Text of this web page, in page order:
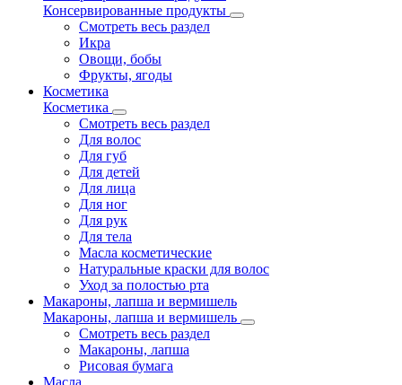
Консервированные продукты
Смотреть весь раздел
Икра
Овощи, бобы
Фрукты, ягоды
Косметика
Косметика
Смотреть весь раздел
Для волос
Для губ
Для детей
Для лица
Для ног
Для рук
Для тела
Масла косметические
Натуральные краски для волос
Уход за полостью рта
Макароны, лапша и вермишель
Макароны, лапша и вермишель
Смотреть весь раздел
Макароны, лапша
Рисовая бумага
Масла